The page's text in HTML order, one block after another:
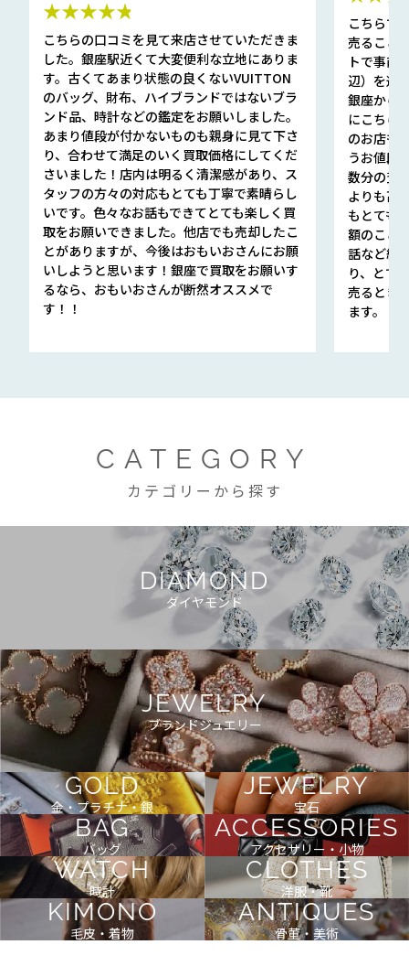
★★★★★
こちらの口コミを見て来店させていただきま
した。銀座駅近くて大変便利な立地にありま
す。古くてあまり状態の良くないVUITTON
のバッグ、財布、ハイブランドではないブラ
ンド品、時計などの鑑定をお願いしました。
あまり値段が付かないものも親身に見て下さ
り、合わせて満足のいく買取価格にしてくだ
さいました！店内は明るく清潔感があり、ス
タッフの方々の対応もとても丁寧で素晴らし
いです。色々なお話もできてとても楽しく買
取をお願いできました。他店でも売却したこ
とがありますが、今後はおもいおさんにお願
いしようと思います！銀座で買取をお願いす
るなら、おもいおさんが断然オススメで
す！！
こちらで
売ること
トで事前
辺）を選
銀座から
にこちら
のお店も
うお値段
数分の査
よりも高
もとても
額のこと
話など細
り、とて
売るとき
ます。
CATEGORY
カテゴリーから探す
DIAMOND
ダイヤモンド
JEWELRY
ブランドジュエリー
GOLD
金・プラチナ・銀
JEWELRY
宝石
BAG
バッグ
ACCESSORIES
アクセサリー・小物
WATCH
時計
CLOTHES
洋服・靴
KIMONO
毛皮・着物
ANTIQUES
骨董・美術